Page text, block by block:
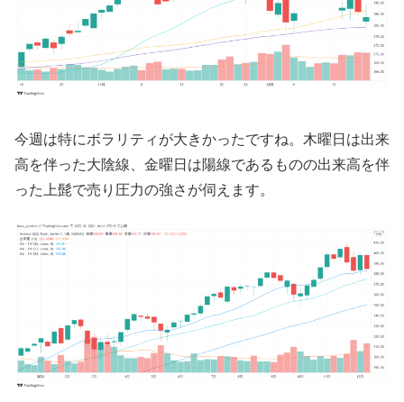
今週は特にボラリティが大きかったですね。木曜日は出来
高を伴った大陰線、金曜日は陽線であるものの出来高を伴
った上髭で売り圧力の強さが伺えます。